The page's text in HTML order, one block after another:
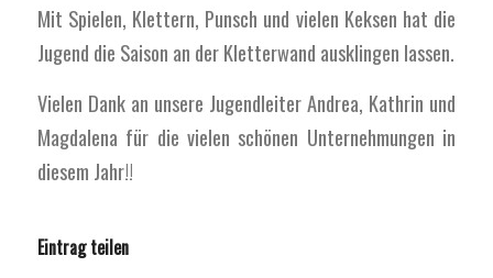
Mit Spielen, Klettern, Punsch und vielen Keksen hat die
Jugend die Saison an der Kletterwand ausklingen lassen.
Vielen Dank an unsere Jugendleiter Andrea, Kathrin und
Magdalena für die vielen schönen Unternehmungen in
diesem Jahr!!
Eintrag teilen